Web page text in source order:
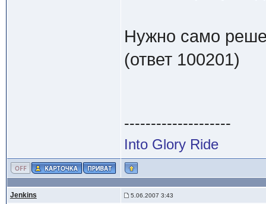
Нужно само
(ответ 100201)
--------------------
Into Glory Ride
Jenkins 5.06.2007 3:43